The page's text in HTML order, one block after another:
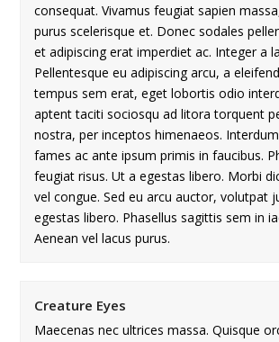
consequat. Vivamus feugiat sapien
purus scelerisque et. Donec sodales
et adipiscing erat imperdiet ac. Integer a
Pellentesque eu adipiscing arcu, a
tempus sem erat, eget lobortis odio
aptent taciti sociosqu ad litora torquent
nostra, per inceptos himenaeos.
fames ac ante ipsum primis in faucibus.
feugiat risus. Ut a egestas libero. Morbi
vel congue. Sed eu arcu auctor, volutpat
egestas libero. Phasellus sagittis sem in
Aenean vel lacus purus.
Creature Eyes
Maecenas nec ultrices massa. Quisque